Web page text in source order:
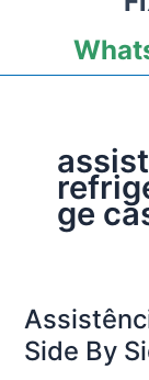
ge
Side By